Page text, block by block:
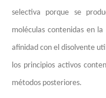
El sistema de
selectiva porque se
moléculas contenidas en
afinidad con el disolvente
los principios activos
métodos posteriores.